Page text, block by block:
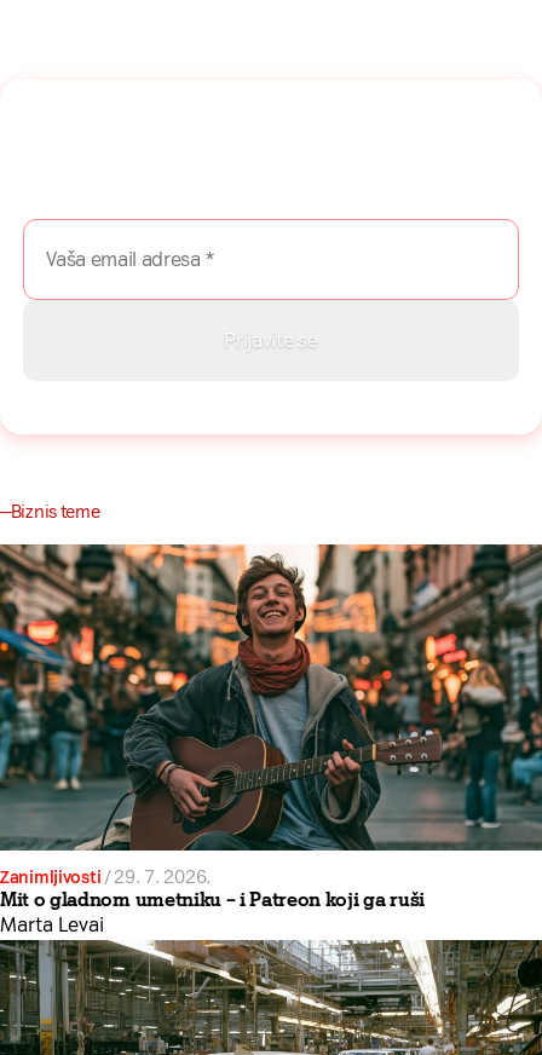
Biznis teme
Zanimljivosti /29. 7. 2026.
Mit o gladnom umetniku – i Patreon koji ga ruši
Marta Levai